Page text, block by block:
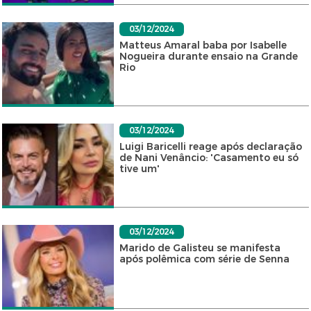
03/12/2024
Matteus Amaral baba por Isabelle
Nogueira durante ensaio na Grande
Rio
03/12/2024
Luigi Baricelli reage após declaração
de Nani Venâncio: 'Casamento eu só
tive um'
03/12/2024
Marido de Galisteu se manifesta
após polêmica com série de Senna